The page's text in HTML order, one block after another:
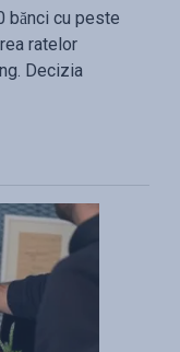
bănci cu peste
ratelor
Decizia